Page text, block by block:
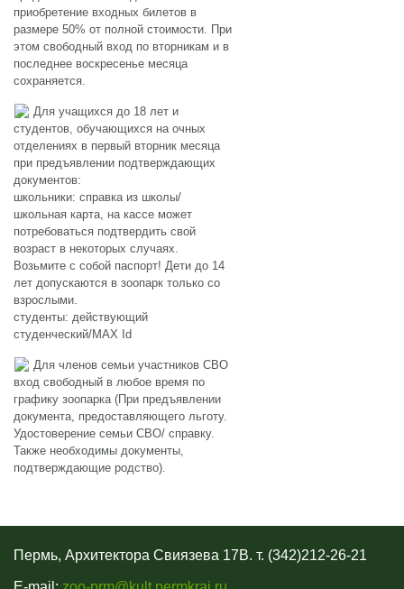
приобретение входных билетов в
размере 50% от полной стоимости. При
этом свободный вход по вторникам и в
последнее воскресенье месяца
сохраняется.
Для учащихся до 18 лет и
студентов, обучающихся на очных
отделениях в первый вторник месяца
при предъявлении подтверждающих
документов:
школьники: справка из школы/
школьная карта, на кассе может
потребоваться подтвердить свой
возраст в некоторых случаях.
Возьмите с собой паспорт! Дети до 14
лет допускаются в зоопарк только со
взрослыми.
студенты: действующий
студенческий/MAX Id
Для членов семьи участников СВО
вход свободный в любое время по
графику зоопарка (При предъявлении
документа, предоставляющего льготу.
Удостоверение семьи СВО/ справку.
Также необходимы документы,
подтверждающие родство).
Пермь, Архитектора Свиязева 17В. т. (342)212-26-21